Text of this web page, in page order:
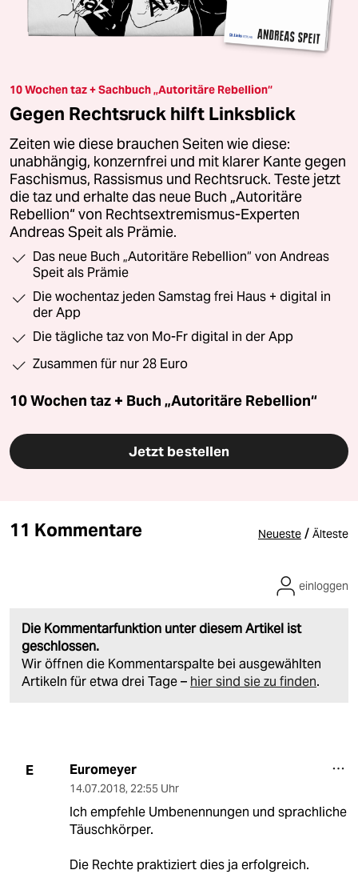
10 Wochen taz + Sachbuch „Autoritäre Rebellion“
Gegen Rechtsruck hilft Linksblick
Zeiten wie diese brauchen Seiten wie diese:
unabhängig, konzernfrei und mit klarer Kante gegen
Faschismus, Rassismus und Rechtsruck. Teste jetzt
die taz und erhalte das neue Buch „Autoritäre
Rebellion“ von Rechtsextremismus-Experten
Andreas Speit als Prämie.
Das neue Buch „Autoritäre Rebellion“ von Andreas
Speit als Prämie
Die wochentaz jeden Samstag frei Haus + digital in
der App
Die tägliche taz von Mo-Fr digital in der App
Zusammen für nur 28 Euro
10 Wochen taz + Buch „Autoritäre Rebellion“
Jetzt bestellen
11 Kommentare Neueste / Älteste
Die Kommentarfunktion unter diesem Artikel ist
geschlossen.
Wir öffnen die Kommentarspalte bei ausgewählten
Artikeln für etwa drei Tage – hier sind sie zu finden.
einloggen
E Euromeyer
14.07.2018, 22:55 Uhr
Ich empfehle Umbenennungen und sprachliche
Täuschkörper.
Die Rechte praktiziert dies ja erfolgreich.